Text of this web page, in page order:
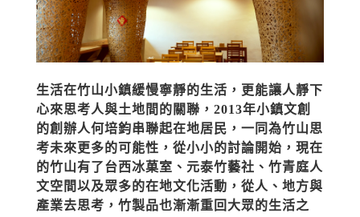
生活在竹山小鎮緩慢寧靜的生活，更能讓人靜下
心來思考人與土地間的關聯，2013年小鎮文創
的創辦人何培鈞串聯起在地居民，一同為竹山思
考未來更多的可能性，從小小的討論開始，現在
的竹山有了台西冰菓室、元泰竹藝社、竹青庭人
文空間以及眾多的在地文化活動，從人、地方與
產業去思考，竹製品也漸漸重回大眾的生活之